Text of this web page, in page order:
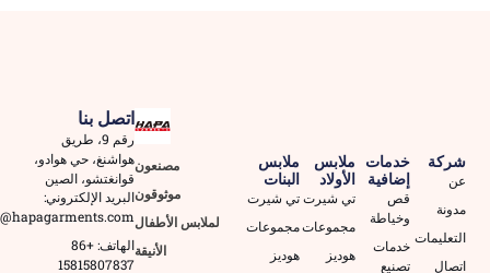
مصنعون
موثوقون
لملابس الأطفال
الأنيقة
ملابس
البنات
تي شيرت
مجموعات
هوديز
ملابس
الأولاد
تي شيرت
مجموعات
هوديز
خدمات
إضافية
قص
وخياطة
خدمات
تصنيع
شركة
عن
مدونة
التعليمات
اتصال
اتصل بنا
رقم 9، طريق
هواشنغ، حي هوادو،
قوانغتشو، الصين
البريد الإلكتروني:
الهاتف: +86
15815807837